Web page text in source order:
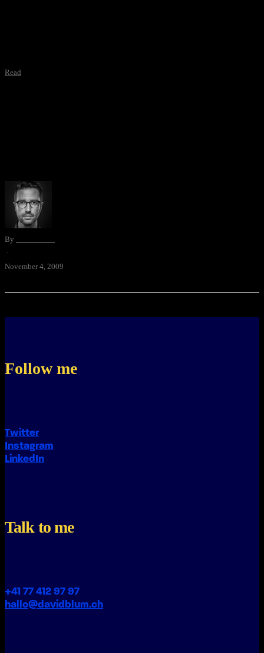
Read
By
·
November 4, 2009
Follow me
Twitter
Instagram
LinkedIn
Talk to me
+41 77 412 97 97
hallo@davidblum.ch